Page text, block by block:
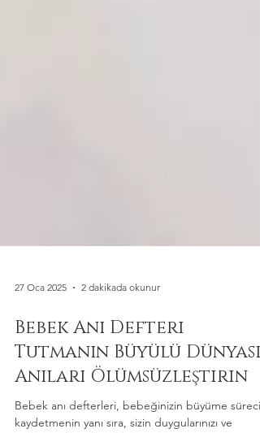
27 Oca 2025 2 dakikada okunur
Bebek Anı Defteri
Tutmanın Büyülü Dünyası: